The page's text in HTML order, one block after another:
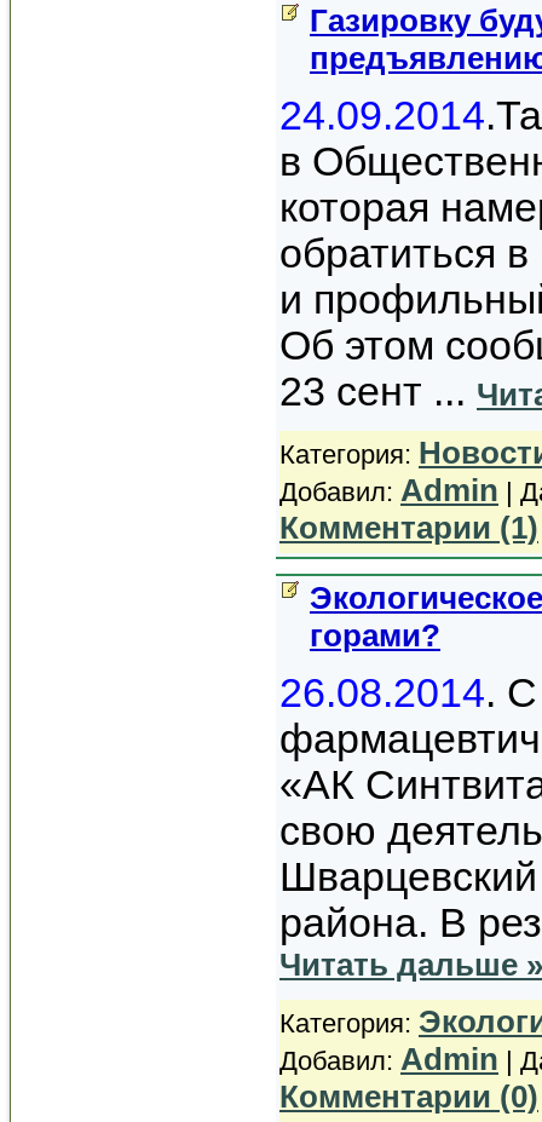
Газировку
24.09.2014
в
которая
обратиться
и
Об этом
23 сент ...
Категория:
Добавил: Admin |
Комментарии (1)
горами?
26.08.2014.
«АК
свою
Шварцевский
района. В
Читать дальше »
Категория:
Добавил: Admin |
Комментарии (0)